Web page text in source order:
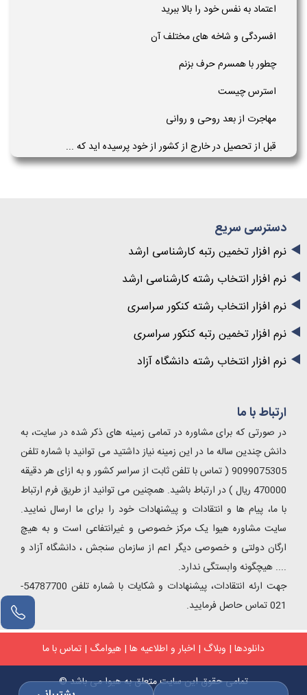
اعتماد به نفس خود را بالا ببرید
افسردگی و شاخه های مختلف آن
چطور با همسرم حرف بزنم
استرس چیست
مهاجرت از بعد روحی و روانی
قبل از تحصیل در خارج از کشور از خود پرسیده اید که ...
دسترسی سریع
نرم افزار تخمین رتبه کارشناسی ارشد
نرم افزار انتخاب رشته کارشناسی ارشد
نرم افزار انتخاب رشته کنکور سراسری
نرم افزار تخمین رتبه کنکور سراسری
نرم افزار انتخاب رشته دانشگاه آزاد
ارتباط با ما
در صورتی که برای مشاوره در تمامی زمینه های ذکر شده در سایت، به
دانش چندین ساله ما در این زمینه نیاز داشتید می توانید با شماره تلفن
9099075305 ( تماس با تلفن ثابت از سراسر کشور و به ازای هر دقیقه
470000 ریال ) در ارتباط باشید. همچنین می توانید از طریق فرم ارتباط
با ما، پیام ها و انتقادات و پیشنهادات خود را برای ما ارسال نمایید.
سایت مشاوره هیوا یک مرکز خصوصی و غیرانتفاعی است و به هیچ
ارگان دولتی و خصوصی دیگر اعم از سازمان سنجش ، دانشگاه آزاد و
.... هیچگونه وابستگی ندارد.
جهت ارئه انتقادات، پیشنهادات و شکایات با شماره تلفن 54787700-
021 تماس حاصل فرمایید.
دانلودها | وبلاگ | اخبار و اطلاعیه ها | هیوامگ | تماس با ما
تمامی حقوق این سایت متعلق به هیوا می باشد ©